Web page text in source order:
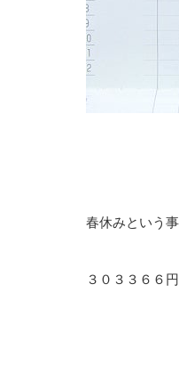
春休みという
３０３３６６